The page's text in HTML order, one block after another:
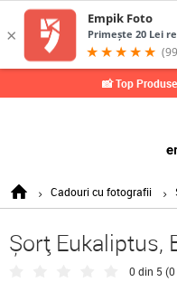
📸 Top
Cadouri cu fotografii
Șorț Eukaliptus,
0 din 5 (